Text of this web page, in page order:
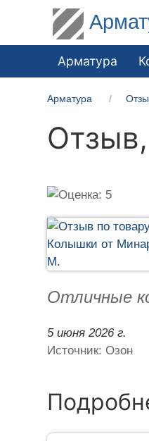
Арматура
Арматура
Отзыв,
Отличные
5 июня 2026 г.
Источник: Озон